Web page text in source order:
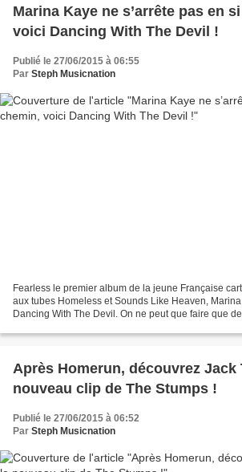
Marina Kaye ne s’arrête pas en
voici Dancing With The Devil !
Publié le 27/06/2015 à 06:55
Par Steph Musicnation
Fearless le premier album de la jeune Française
aux tubes Homeless et Sounds Like Heaven,
Dancing With The Devil. On ne peut que faire que
Après Homerun, découvrez Jack
nouveau clip de The Stumps !
Publié le 27/06/2015 à 06:52
Par Steph Musicnation